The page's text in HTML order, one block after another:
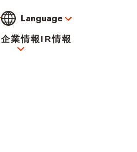
Language
企業情報 IR情報